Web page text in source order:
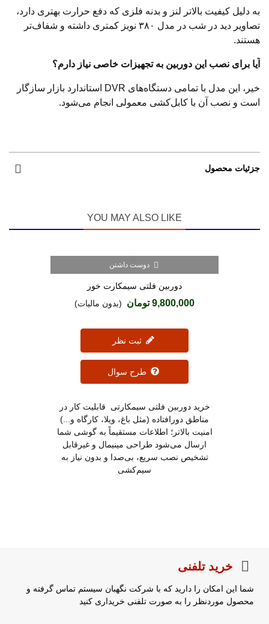
به دلیل کیفیت بالاتر لنز و بدنه فلزی که دفع حرارت بهتری دارد،
تصاویر دید در شب در مدل ۳۸۰ نویز کمتری داشته و شفاف‌تر
هستند.
آیا برای نصب این دوربین به تجهیزات خاصی نیاز دارم؟
خیر، این مدل با تمامی دستگاه‌های DVR استاندارد بازار سازگار
است و نصب آن با کابل‌کشی معمولی انجام می‌شود.
جزئیات محصول
YOU MAY ALSO LIKE
دوست داشتن
دوربین فلتی سیمکارت خور
9,800,000 تومان (بدون مالیات)
ثبت نظر
طرح سوال
خرید دوربین فلتی سیمکارتی قابلیت کار در
مناطق دورافتاده (مثل باغ، ویلا، کارگاه و...)
امنیت بالاتر؛ اطلاعات مستقیماً به گوشی شما
ارسال می‌شود طراحی مینیمال و غیرقابل
تشخیص نصب سریع، بی‌صدا و بدون نیاز به
سیم‌کشی
خرید تلفنی
شما این امکان را دارید که با شرکت نگهبان سیستم تماس گرفته و
محصول موردنظر را به صورت تلفنی خریداری کنید